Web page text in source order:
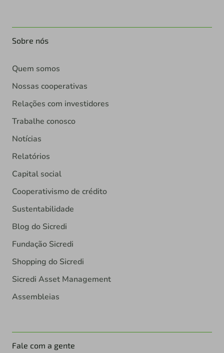
Sobre nós
Quem somos
Nossas cooperativas
Relações com investidores
Trabalhe conosco
Notícias
Relatórios
Capital social
Cooperativismo de crédito
Sustentabilidade
Blog do Sicredi
Fundação Sicredi
Shopping do Sicredi
Sicredi Asset Management
Assembleias
Fale com a gente